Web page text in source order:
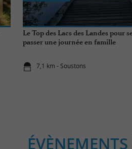
Le Top des Lacs des Landes pour
passer une journée en famille
7,1 km - Soustons
ÉVÈNEMENTS